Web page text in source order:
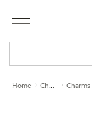
Busque por nome ou
Home